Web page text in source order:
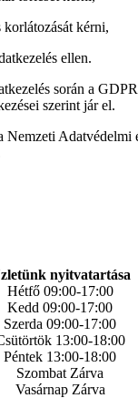
korlátozását kérni,
ellen.
során a
szerint jár el.
Nemzeti Adatvédelmi
nyitvatartása
Hétfő 09:00-17:00
Kedd 09:00-17:00
Szerda 09:00-17:00
13:00-18:00
Péntek 13:00-18:00
Szombat Zárva
Vasárnap Zárva